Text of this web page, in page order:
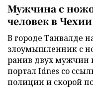
Мужчина с
человек в Чехии
В городе Танвалде
злоумышленник с
ранив двух мужчин
портал Idnes со
полиции и скорой